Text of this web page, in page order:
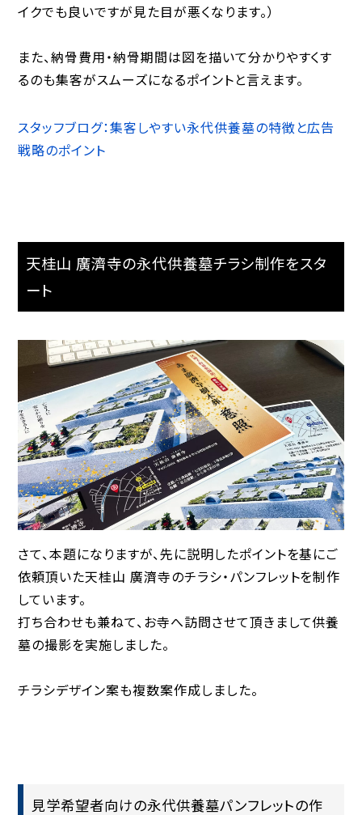
イクでも良いですが見た目が悪くなります。）
また、納骨費用・納骨期間は図を描いて分かりやすくす
るのも集客がスムーズになるポイントと言えます。
スタッフブログ：集客しやすい永代供養墓の特徴と広告
戦略のポイント
天桂山 廣濟寺の永代供養墓チラシ制作をスタ
ート
さて、本題になりますが、先に説明したポイントを基にご
依頼頂いた天桂山 廣濟寺のチラシ・パンフレットを制作
しています。
打ち合わせも兼ねて、お寺へ訪問させて頂きまして供養
墓の撮影を実施しました。
チラシデザイン案も複数案作成しました。
見学希望者向けの永代供養墓パンフレットの作